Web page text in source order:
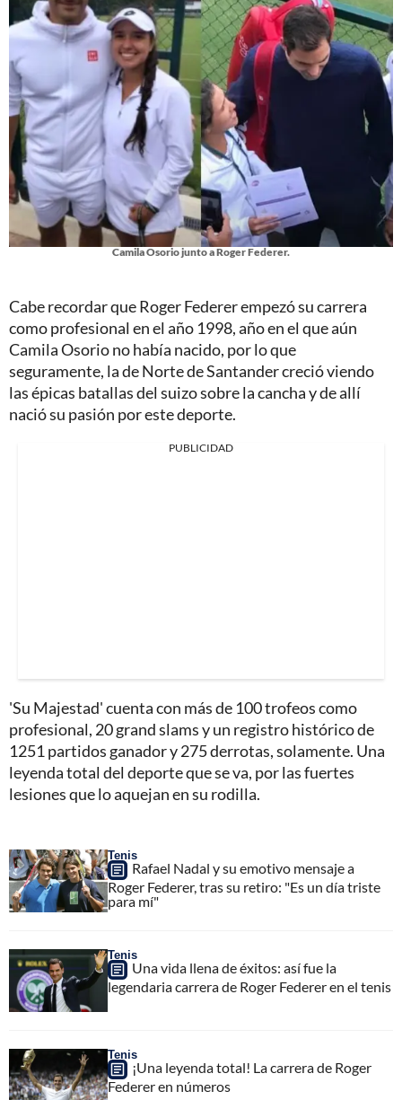
Camila Osorio junto a Roger Federer.
Cabe recordar que Roger Federer empezó su carrera
como profesional en el año 1998, año en el que aún
Camila Osorio no había nacido, por lo que
seguramente, la de Norte de Santander creció viendo
las épicas batallas del suizo sobre la cancha y de allí
nació su pasión por este deporte.
PUBLICIDAD
'Su Majestad' cuenta con más de 100 trofeos como
profesional, 20 grand slams y un registro histórico de
1251 partidos ganador y 275 derrotas, solamente. Una
leyenda total del deporte que se va, por las fuertes
lesiones que lo aquejan en su rodilla.
Tenis
Rafael Nadal y su emotivo mensaje a
Roger Federer, tras su retiro: "Es un día triste
para mí"
Tenis
Una vida llena de éxitos: así fue la
legendaria carrera de Roger Federer en el tenis
Tenis
¡Una leyenda total! La carrera de Roger
Federer en números